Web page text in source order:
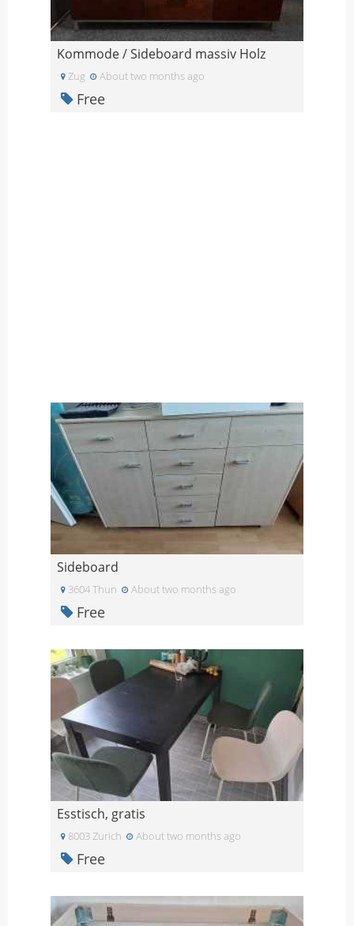
Kommode / Sideboard massiv Holz
Zug About two months ago
Free
Sideboard
3604 Thun About two months ago
Free
Esstisch, gratis
8003 Zurich About two months ago
Free